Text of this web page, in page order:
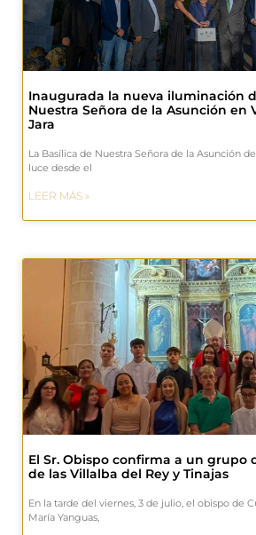
Inaugurada la nueva iluminación
Nuestra Señora de la Asunción en
Jara
La Basílica de Nuestra Señora de la Asunción
luce desde el
LEER MÁS »
El Sr. Obispo confirma a un grupo
de las Villalba del Rey y Tinajas
En la tarde del viernes, 3 de julio, el obispo de
María Yanguas,